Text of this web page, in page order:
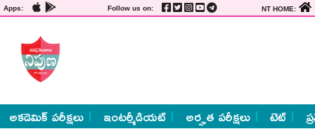
Apps: Follow us on: NT HOME:
అకడెమిక్ పరీక్షలు ఇంటర్మీడియట్ అర్హత పరీక్షలు టెట్